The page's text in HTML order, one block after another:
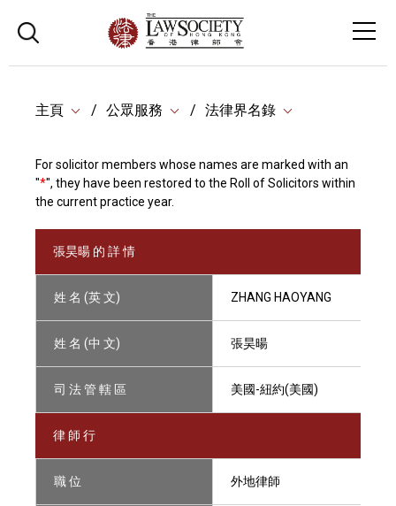
主頁 公眾服務 法律界名錄
For solicitor members whose names are marked with an
"*", they have been restored to the Roll of Solicitors within
the current practice year.
張昊暘 的 詳 情
姓 名 (英 文) ZHANG HAOYANG
姓 名 (中 文) 張昊暘
司 法 管 轄 區 美國-紐約(美國)
律 師 行
職 位 外地律師